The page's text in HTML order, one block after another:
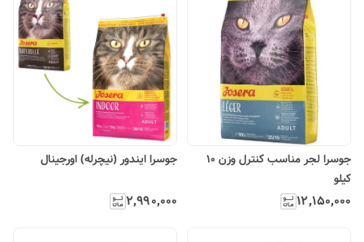
جوسرا لجر مناسب کنترل وزن ۱۰
کیلو
۱۲٬۱۵۰٬۰۰۰
جوسرا ایندور (نیچرله) اورجینال
۲٬۹۹۰٬۰۰۰